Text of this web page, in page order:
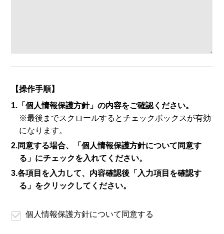
【操作手順】
1.「個人情報保護方針」の内容をご確認ください。
※最後までスクロールするとチェックボックスが有効
になります。
2.同意する場合、「個人情報保護方針について同意す
る」にチェックを入れてください。
3.各項目を入力して、内容確認後「入力項目を確認す
る」をクリックしてください。
個人情報保護方針について同意する